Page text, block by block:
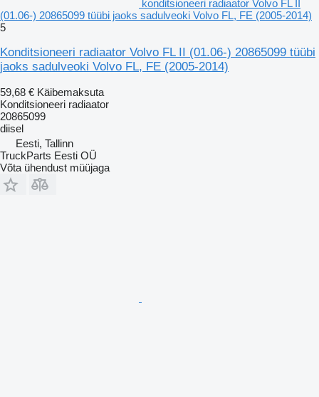
konditsioneeri radiaator Volvo FL II
(01.06-) 20865099 tüübi jaoks sadulveoki Volvo FL, FE (2005-2014)
5
Konditsioneeri radiaator Volvo FL II (01.06-) 20865099 tüübi
jaoks sadulveoki Volvo FL, FE (2005-2014)
59,68 € Käibemaksuta
Konditsioneeri radiaator
20865099
diisel
Eesti, Tallinn
TruckParts Eesti OÜ
Võta ühendust müüjaga